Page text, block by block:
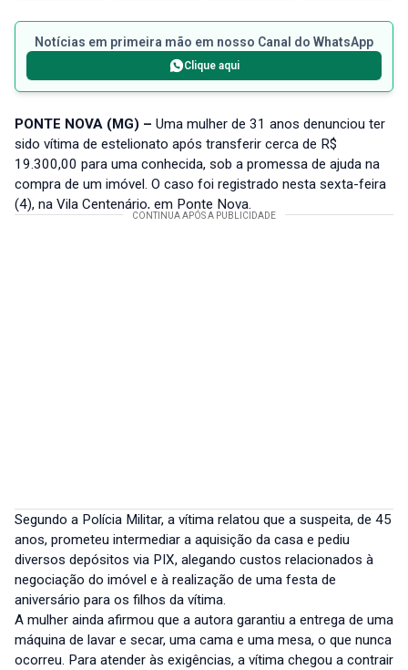
Notícias em primeira mão em nosso Canal do WhatsApp
Clique aqui
PONTE NOVA (MG) – Uma mulher de 31 anos denunciou ter
sido vítima de estelionato após transferir cerca de R$
19.300,00 para uma conhecida, sob a promessa de ajuda na
compra de um imóvel. O caso foi registrado nesta sexta-feira
(4), na Vila Centenário, em Ponte Nova.
Segundo a Polícia Militar, a vítima relatou que a suspeita, de 45
anos, prometeu intermediar a aquisição da casa e pediu
diversos depósitos via PIX, alegando custos relacionados à
negociação do imóvel e à realização de uma festa de
aniversário para os filhos da vítima.
A mulher ainda afirmou que a autora garantiu a entrega de uma
máquina de lavar e secar, uma cama e uma mesa, o que nunca
ocorreu. Para atender às exigências, a vítima chegou a contrair